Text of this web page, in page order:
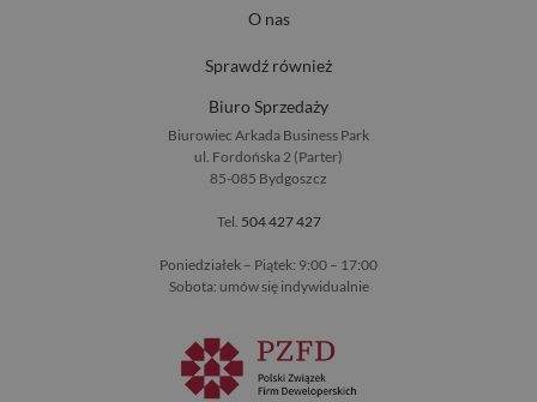
O nas
Sprawdź również
Biuro Sprzedaży
Biurowiec Arkada Business Park
ul. Fordońska 2 (Parter)
85-085 Bydgoszcz
Tel. 504 427 427
Poniedziałek – Piątek: 9:00 – 17:00
Sobota: umów się indywidualnie